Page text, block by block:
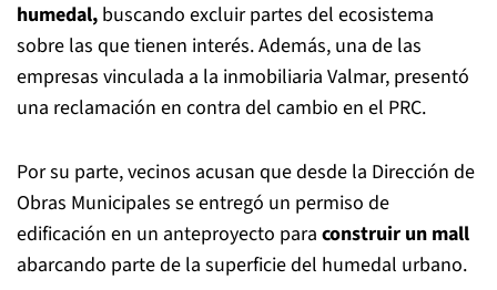
humedal, buscando excluir partes del ecosistema
sobre las que tienen interés. Además, una de las
empresas vinculada a la inmobiliaria Valmar, presentó
una reclamación en contra del cambio en el PRC.
Por su parte, vecinos acusan que desde la Dirección de
Obras Municipales se entregó un permiso de
edificación en un anteproyecto para construir un mall
abarcando parte de la superficie del humedal urbano.